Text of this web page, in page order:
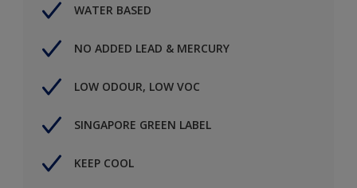
WATER BASED
NO ADDED LEAD & MERCURY
LOW ODOUR, LOW VOC
SINGAPORE GREEN LABEL
KEEP COOL